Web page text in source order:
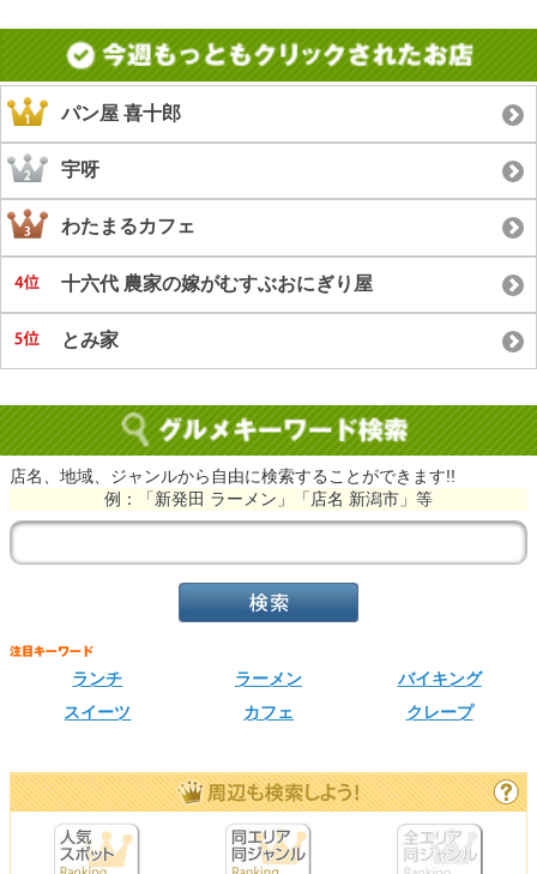
パン屋 喜十郎
宇呀
わたまるカフェ
十六代 農家の嫁がむすぶおにぎり屋
とみ家
店名、地域、ジャンルから自由に検索することができます!!
例：「新発田 ラーメン」「店名 新潟市」等
ランチ ラーメン
バイキング
スイーツ
カフェ クレープ